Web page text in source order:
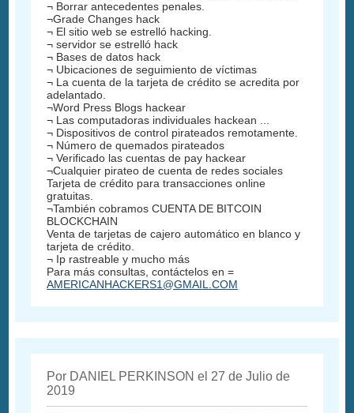
¬ Borrar antecedentes penales.
¬Grade Changes hack
¬ El sitio web se estrelló hacking.
¬ servidor se estrelló hack
¬ Bases de datos hack
¬ Ubicaciones de seguimiento de víctimas
¬ La cuenta de la tarjeta de crédito se acredita por
adelantado.
¬Word Press Blogs hackear
¬ Las computadoras individuales hackean ...
¬ Dispositivos de control pirateados remotamente.
¬ Número de quemados pirateados
¬ Verificado las cuentas de pay hackear
¬Cualquier pirateo de cuenta de redes sociales
Tarjeta de crédito para transacciones online
gratuitas.
¬También cobramos CUENTA DE BITCOIN
BLOCKCHAIN
Venta de tarjetas de cajero automático en blanco y
tarjeta de crédito.
¬ Ip rastreable y mucho más
Para más consultas, contáctelos en =
AMERICANHACKERS1@GMAIL.COM
Por DANIEL PERKINSON el 27 de Julio de
2019